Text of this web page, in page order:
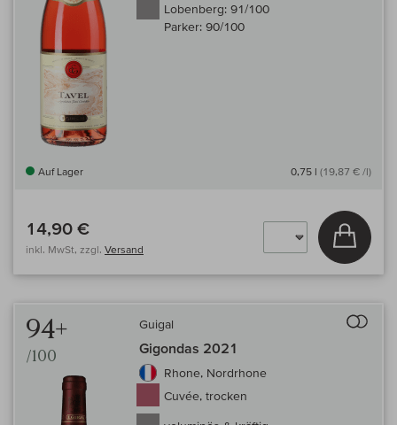
Lobenberg: 91/100
Parker: 90/100
Auf Lager 0,75 l (19,87 € /l)
14,90 €
inkl. MwSt, zzgl. Versand
In
94+
/100
Guigal
Gigondas 2021
Rhone, Nordrhone
Cuvée, trocken